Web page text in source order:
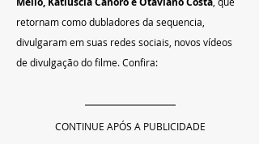
retornam como dubladores da sequencia,
divulgaram em suas redes sociais, novos vídeos
de divulgação do filme. Confira:
CONTINUE APÓS A PUBLICIDADE